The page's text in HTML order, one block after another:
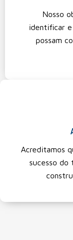
Nosso
identificar e
possam
Acreditamos
sucesso do